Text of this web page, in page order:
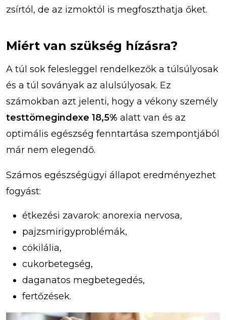
zsírtól, de az izmoktól is megfoszthatja őket.
Miért van szükség hízásra?
A túl sok felesleggel rendelkezők a túlsúlyosak
és a túl soványak az alulsúlyosak. Ez
számokban azt jelenti, hogy a vékony személy
testtömegindexe 18,5% alatt van és az
optimális egészség fenntartása szempontjából
már nem elegendő.
Számos egészségügyi állapot eredményezhet
fogyást:
étkezési zavarok: anorexia nervosa,
pajzsmirigyproblémák,
cökilália,
cukorbetegség,
daganatos megbetegedés,
fertőzések.